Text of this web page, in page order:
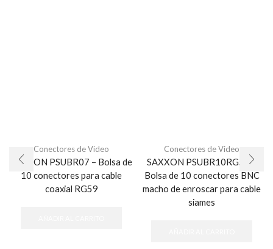
Conectores de Video
SAXXON PSUBR07 – Bolsa de
10 conectores para cable
coaxial RG59
Conectores de Video
SAXXON PSUBR10RG59 –
Bolsa de 10 conectores BNC
macho de enroscar para cable
siames